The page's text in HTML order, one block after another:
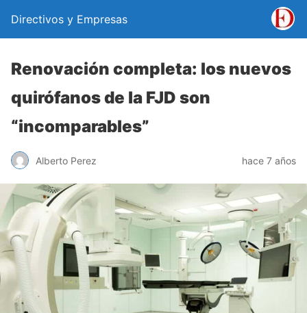
Directivos y Empresas
Renovación completa: los nuevos
quirófanos de la FJD son
“incomparables”
Alberto Perez hace 7 años